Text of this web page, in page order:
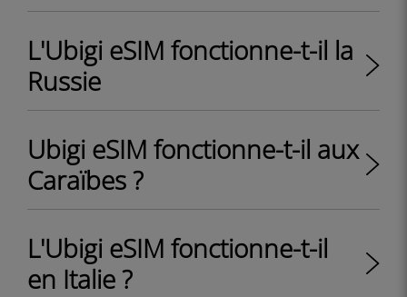
L'Ubigi eSIM fonctionne-t-il la
Russie
Ubigi eSIM fonctionne-t-il aux
Caraïbes ?
L'Ubigi eSIM fonctionne-t-il
en Italie ?